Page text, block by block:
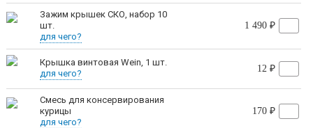
Автоматический выход на
рабочий режим
Умный клапан продувки сам стравит
воздух в паровом режиме
Поляков
Зажим крышек СКО, набор 10
шт.
для чего?
1 490 ₽
Крышка винтовая Wein, 1 шт.
для чего?
12 ₽
Смесь для консервирования
курицы
для чего?
170 ₽